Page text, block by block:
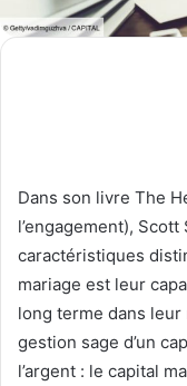
Dans son livre The
l’engagement),
caractéristiques
mariage est leur
long terme dans
gestion sage d’un
l’argent : le capital